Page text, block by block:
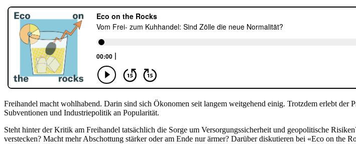
Freihandel macht wohlhabend. Darin sind sich Ökonomen seit langem weitgehend einig. Trotzdem erlebt
Subventionen und Industriepolitik an Popularität.
Steht hinter der Kritik am Freihandel tatsächlich die Sorge um Versorgungssicherheit und geopolitische
verstecken? Macht mehr Abschottung stärker oder am Ende nur ärmer? Darüber diskutieren bei «Eco on